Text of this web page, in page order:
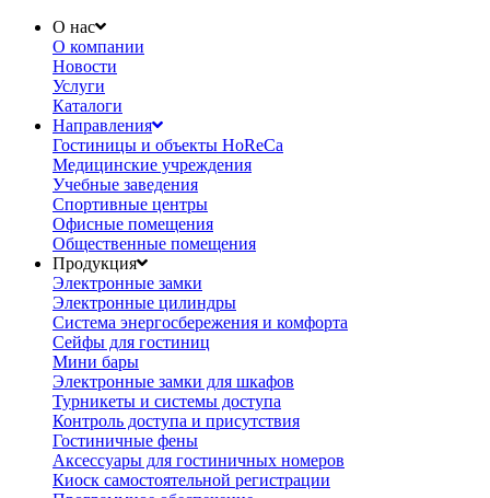
О нас
О компании
Новости
Услуги
Каталоги
Направления
Гостиницы и объекты HoReCa
Медицинские учреждения
Учебные заведения
Спортивные центры
Офисные помещения
Общественные помещения
Продукция
Электронные замки
Электронные цилиндры
Система энергосбережения и комфорта
Сейфы для гостиниц
Мини бары
Электронные замки для шкафов
Турникеты и системы доступа
Контроль доступа и присутствия
Гостиничные фены
Аксессуары для гостиничных номеров
Киоск самостоятельной регистрации